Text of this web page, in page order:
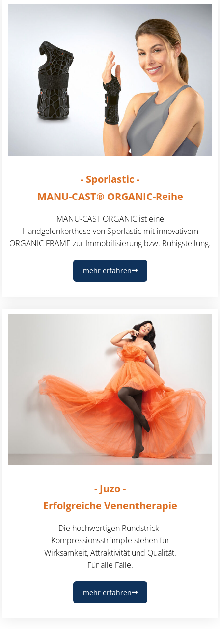
- Sporlastic -
MANU-CAST® ORGANIC-Reihe
MANU-CAST ORGANIC ist eine
Handgelenkorthese von Sporlastic mit innovativem
ORGANIC FRAME zur Immobilisierung bzw. Ruhigstellung.
mehr erfahren
- Juzo -
Erfolgreiche Venentherapie
Die hochwertigen Rundstrick-
Kompressionsstrümpfe stehen für
Wirksamkeit, Attraktivität und Qualität.
Für alle Fälle.
mehr erfahren